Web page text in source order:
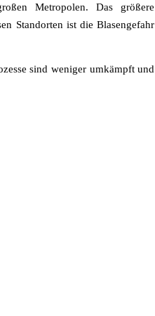
Metropolen. Das größere
Standorten ist die Blasengefahr
sind weniger umkämpft und